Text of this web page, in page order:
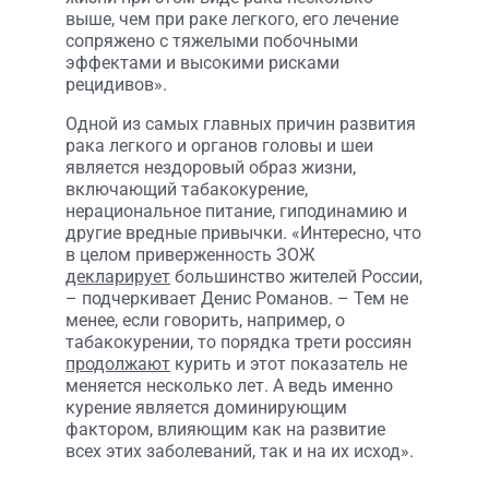
выше, чем при раке легкого, его лечение
сопряжено с тяжелыми побочными
эффектами и высокими рисками
рецидивов».
Одной из самых главных причин развития
рака легкого и органов головы и шеи
является нездоровый образ жизни,
включающий табакокурение,
нерациональное питание, гиподинамию и
другие вредные привычки. «Интересно, что
в целом приверженность ЗОЖ
декларирует большинство жителей России,
– подчеркивает Денис Романов. – Тем не
менее, если говорить, например, о
табакокурении, то порядка трети россиян
продолжают курить и этот показатель не
меняется несколько лет. А ведь именно
курение является доминирующим
фактором, влияющим как на развитие
всех этих заболеваний, так и на их исход».